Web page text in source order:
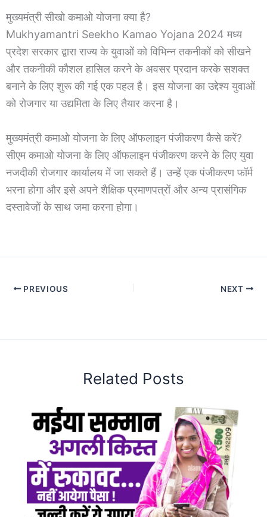
मुख्यमंत्री सीखो कमाओ योजना क्या है?
Mukhyamantri Seekho Kamao Yojana 2024 मध्य
प्रदेश सरकार द्वारा राज्य के युवाओं को विभिन्न तकनीकों को सीखने
और तकनीकी कौशल हासिल करने के अवसर प्रदान करके सशक्त
बनाने के लिए शुरू की गई एक पहल है। इस योजना का उद्देश्य युवाओं
को रोजगार या उद्यमिता के लिए तैयार करना है।
मुख्यमंत्री कमाओ योजना के लिए ऑफलाइन पंजीकरण कैसे करें?
सीएम कमाओ योजना के लिए ऑफलाइन पंजीकरण करने के लिए युवा
नजदीकी रोजगार कार्यालय में जा सकते हैं। उन्हें एक पंजीकरण फॉर्म
भरना होगा और इसे अपने शैक्षिक प्रमाणपत्रों और अन्य प्रासंगिक
दस्तावेजों के साथ जमा करना होगा।
PREVIOUS NEXT
Related Posts